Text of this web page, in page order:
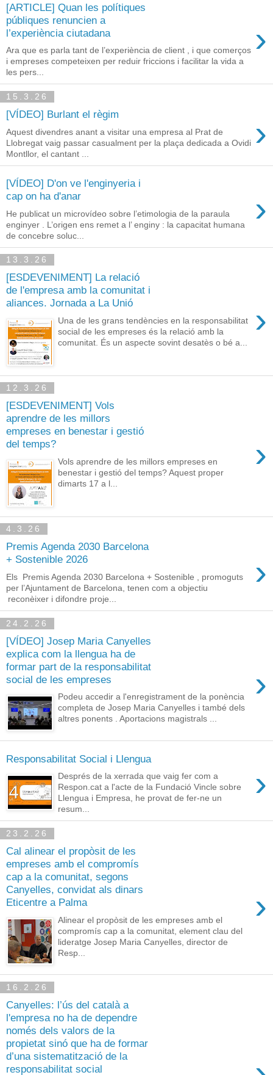
[ARTICLE] Quan les polítiques
públiques renuncien a
l’experiència ciutadana
›
Ara que es parla tant de l’experiència de client , i que comerços
i empreses competeixen per reduir friccions i facilitar la vida a
les pers...
15.3.26
[VÍDEO] Burlant el règim ›
Aquest divendres anant a visitar una empresa al Prat de
Llobregat vaig passar casualment per la plaça dedicada a Ovidi
Montllor, el cantant ...
[VÍDEO] D'on ve l'enginyeria i
cap on ha d'anar
›
He publicat un microvídeo sobre l’etimologia de la paraula
enginyer . L’origen ens remet a l’ enginy : la capacitat humana
de concebre soluc...
13.3.26
[ESDEVENIMENT] La relació
de l'empresa amb la comunitat i
aliances. Jornada a La Unió
›
Una de les grans tendències en la responsabilitat
social de les empreses és la relació amb la
comunitat. És un aspecte sovint desatès o bé a...
12.3.26
[ESDEVENIMENT] Vols
aprendre de les millors
empreses en benestar i gestió
del temps?
›
Vols aprendre de les millors empreses en
benestar i gestió del temps? Aquest proper
dimarts 17 a l...
4.3.26
Premis Agenda 2030 Barcelona
+ Sostenible 2026
›
Els Premis Agenda 2030 Barcelona + Sostenible , promoguts
per l’Ajuntament de Barcelona, tenen com a objectiu
reconèixer i difondre proje...
24.2.26
[VÍDEO] Josep Maria Canyelles
explica com la llengua ha de
formar part de la responsabilitat
social de les empreses
›
Podeu accedir a l'enregistrament de la ponència
completa de Josep Maria Canyelles i també dels
altres ponents . Aportacions magistrals ...
Responsabilitat Social i Llengua
›
Després de la xerrada que vaig fer com a
Respon.cat a l'acte de la Fundació Vincle sobre
Llengua i Empresa, he provat de fer-ne un
resum...
23.2.26
Cal alinear el propòsit de les
empreses amb el compromís
cap a la comunitat, segons
Canyelles, convidat als dinars
Eticentre a Palma
›
Alinear el propòsit de les empreses amb el
compromís cap a la comunitat, element clau del
lideratge Josep Maria Canyelles, director de
Resp...
16.2.26
Canyelles: l’ús del català a
l'empresa no ha de dependre
només dels valors de la
propietat sinó que ha de formar
d’una sistematització de la
responsabilitat social